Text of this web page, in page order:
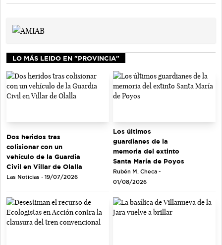
LO MÁS LEIDO EN "PROVINCIA"
Dos heridos tras
colisionar con un
vehículo de la Guardia
Civil en Villar de Olalla
Las Noticias - 19/07/2026
Los últimos
guardianes de la
memoria del extinto
Santa María de Poyos
Rubén M. Checa -
01/08/2026